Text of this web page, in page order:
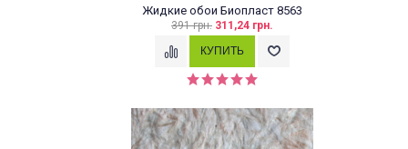
Жидкие обои Биопласт 8563
391 грн. 311,24 грн.